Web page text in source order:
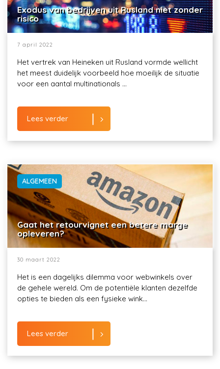
Exodus van bedrijven uit Rusland niet zonder
risico
7 april 2022
Het vertrek van Heineken uit Rusland vormde wellicht
het meest duidelijk voorbeeld hoe moeilijk de situatie
voor een aantal multinationals ...
Lees verder
ALGEMEEN
Gaat het retourvignet een betere marge
opleveren?
30 maart 2022
Het is een dagelijks dilemma voor webwinkels over
de gehele wereld. Om de potentiële klanten dezelfde
opties te bieden als een fysieke wink...
Lees verder